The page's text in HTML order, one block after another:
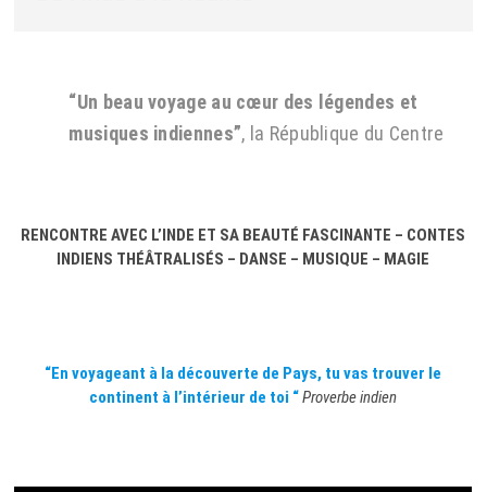
“Un beau voyage au cœur des légendes et
musiques indiennes”, la République du Centre
RENCONTRE AVEC L’INDE ET SA BEAUTÉ FASCINANTE – CONTES
INDIENS THÉÂTRALISÉS – DANSE – MUSIQUE – MAGIE
“En voyageant à la découverte de Pays, tu vas trouver le
continent à l’intérieur de toi “Proverbe indien